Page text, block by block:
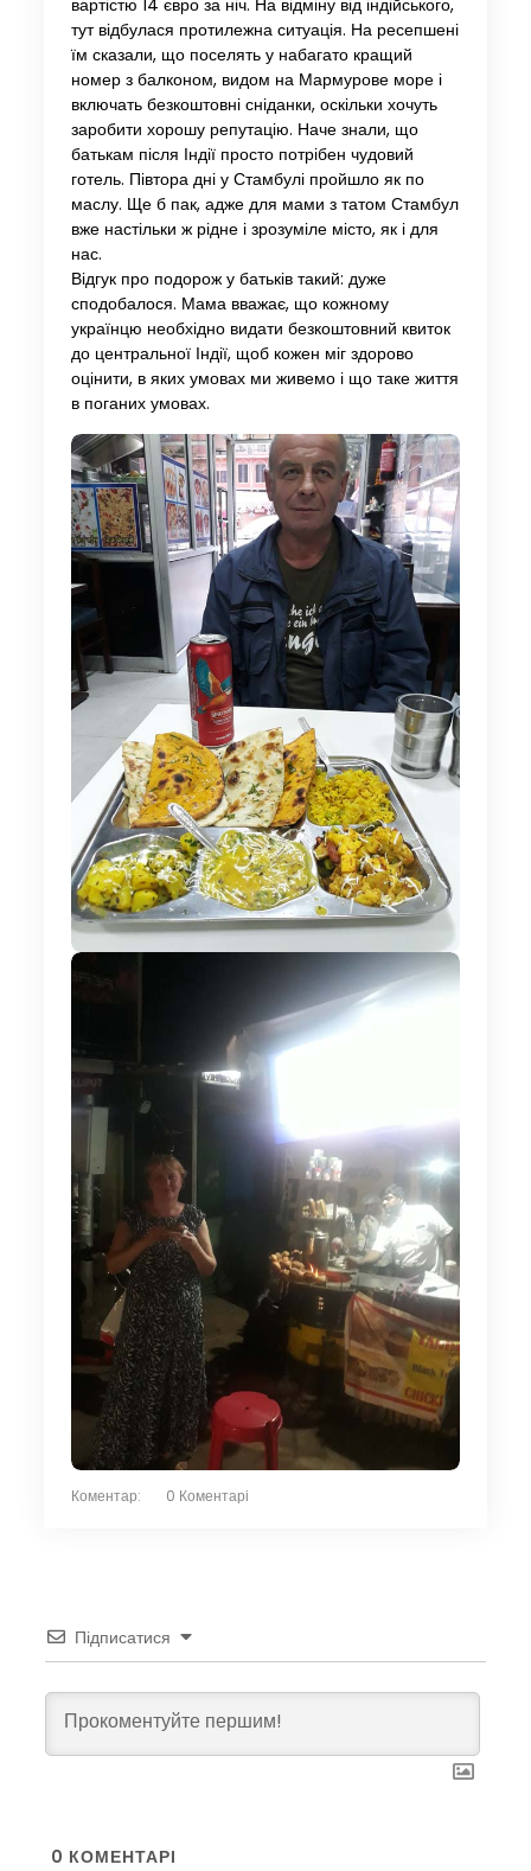
вартістю 14 євро за ніч. На відміну від індійського,
тут відбулася протилежна ситуація. На ресепшені
їм сказали, що поселять у набагато кращий
номер з балконом, видом на Мармурове море і
включать безкоштовні сніданки, оскільки хочуть
заробити хорошу репутацію. Наче знали, що
батькам після Індії просто потрібен чудовий
готель. Півтора дні у Стамбулі пройшло як по
маслу. Ще б пак, адже для мами з татом Стамбул
вже настільки ж рідне і зрозуміле місто, як і для
нас.
Відгук про подорож у батьків такий: дуже
сподобалося. Мама вважає, що кожному
українцю необхідно видати безкоштовний квиток
до центральної Індії, щоб кожен міг здорово
оцінити, в яких умовах ми живемо і що таке життя
в поганих умовах.
Коментар: 0 Коментарі
Підписатися
0 КОМЕНТАРІ